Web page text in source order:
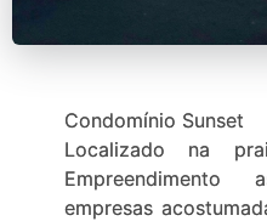
Condomínio Sunset
Localizado na
empresas